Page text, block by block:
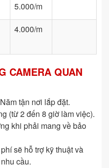
5.000/m
4.000/m
CAMERA QUAN
tận nơi lắp đặt.
(từ 2 đến 8 giờ làm việc).
khi phải mang về bảo
sẽ hỗ trợ kỹ thuật và
cầu.